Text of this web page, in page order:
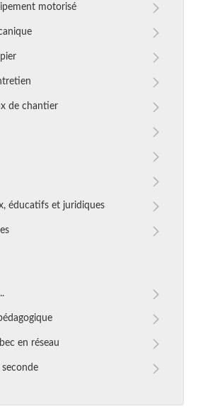
motorisé
de chantier
éducatifs et juridiques
en réseau
seconde